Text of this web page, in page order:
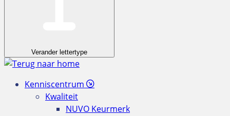
Verander lettertype
Kenniscentrum
Kwaliteit
NUVO Keurmerk